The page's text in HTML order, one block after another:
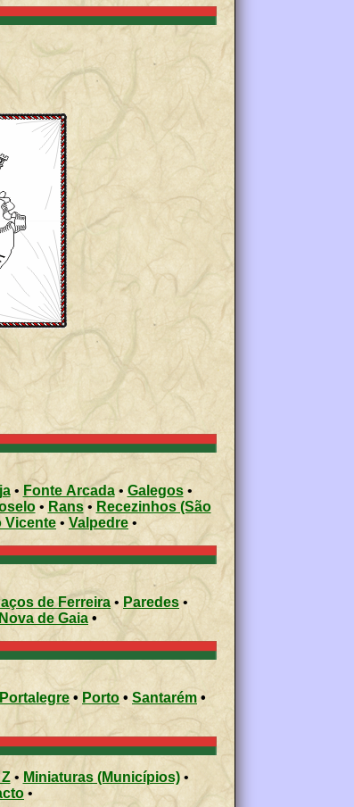
• Fonte Arcada• Galegos•
• Rans• Recezinhos (São
Vicente • Valpedre •
de Ferreira • Paredes •
de Gaia •
Portalegre • Porto • Santarém•
• Miniaturas (Municípios)•
•